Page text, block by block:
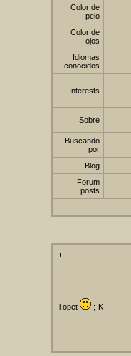
Color de
pelo
Color de
ojos
Idiomas
conocidos
Interests
Sobre
Buscando
por
Blog
Forum
posts
!
i opet ;-K